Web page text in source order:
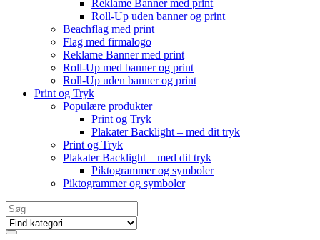
Reklame Banner med print
Roll-Up uden banner og print
Beachflag med print
Flag med firmalogo
Reklame Banner med print
Roll-Up med banner og print
Roll-Up uden banner og print
Print og Tryk
Populære produkter
Print og Tryk
Plakater Backlight – med dit tryk
Print og Tryk
Plakater Backlight – med dit tryk
Piktogrammer og symboler
Piktogrammer og symboler
Search
for: